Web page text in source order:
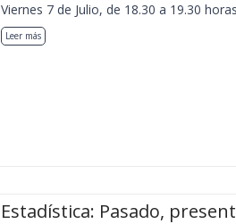
Viernes 7 de Julio, de 18.30 a 19.30 horas
Leer más
Estadística: Pasado,